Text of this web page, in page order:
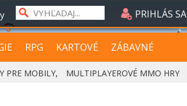
PRIHLÁS SA
RPG KARTOVÉ ZÁBAVNÉ
PRE MOBILY, MULTIPLAYEROVÉ MMO HRY